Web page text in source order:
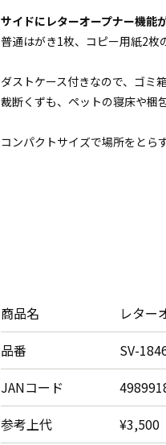
サイドにレターオープナー機能
普通はがき1枚、コピー用紙2枚
ダストケース付きなので、ゴミ箱
裁断くずも、ペットの寝床や梱
コンパクトサイズで場所をとら
商品名
レター
品番
SV-
JANコード
参考上代
¥3,500